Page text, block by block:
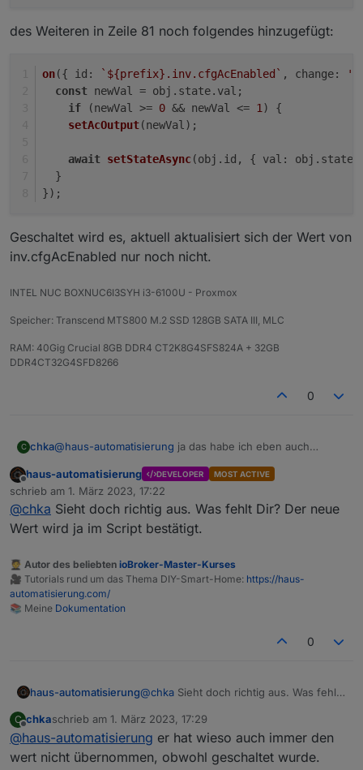
des Weiteren in Zeile 81 noch folgendes hinzugefügt:
on({ id : ` ${prefix} .inv.cfgAcEnabled` , change:
const newVal = obj. state. val ;
if (newVal >= 0 && newVal <= 1 ) {
setAcOutput(newVal);
await setStateAsync(obj. id , { val : obj. state
  }
});
Geschaltet wird es, aktuell aktualisiert sich der Wert von
inv.cfgAcEnabled nur noch nicht.
INTEL NUC BOXNUC6I3SYH i3-6100U - Proxmox
Speicher: Transcend MTS800 M.2 SSD 128GB SATA III, MLC
RAM: 40Gig Crucial 8GB DDR4 CT2K8G4SFS824A + 32GB
DDR4CT32G4SFD8266
0
C chka@haus-automatisierung ja das habe ich eben auch
auf dem schlauch
Bin aktuell ein Stück weiter; habe noch inv.cfgAcEnabled
zu den changeableStates hinzugefügt
const changeableStates = [
  'mppt.cfgChgWatts',
  'mppt.chgPauseFlag',
  'bms_emsStatus.minDsgSoc',
  'inv.cfgAcEnabled'
des Weiteren in Zeile 81 noch folgendes hinzugefügt:
on({ id: `${prefix}.inv.cfgAcEnabled`,
  const newVal = obj.state.val;
    if (newVal >= 0 && newVal <= 1) {
    setAcOutput(newVal);
await setStateAsync(obj.id, { val:
Geschaltet wird es, aktuell aktualisiert sich der Wert von
inv.cfgAcEnabled nur noch nicht.
Offline
haus-automatisierung DEVELOPER MOST ACTIVE
schrieb am 1. März 2023, 17:22
zuletzt editiert von
@chka Sieht doch richtig aus. Was fehlt Dir? Der neue
Wert wird ja im Script bestätigt.
🧑‍🎓 Autor des beliebten ioBroker-Master-Kurses
🎥 Tutorials rund um das Thema DIY-Smart-Home: https://haus-
automatisierung.com/
📚 Meine Dokumentation
0
haus-automatisierung@chka Sieht doch richtig aus. Was fehlt
bestätigt.
C
Offline
chkaschrieb am 1. März 2023, 17:29
zuletzt editiert von
@haus-automatisierung er hat wieso auch immer den
wert nicht übernommen, obwohl geschaltet wurde.